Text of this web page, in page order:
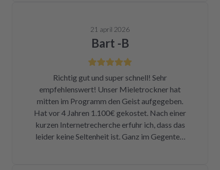
21 april 2026
Bart -B
Richtig gut und super schnell! Sehr
empfehlenswert! Unser Mieletrockner hat
mitten im Programm den Geist aufgegeben.
Hat vor 4 Jahren 1.100€ gekostet. Nach einer
kurzen Internetrecherche erfuhr ich, dass das
leider keine Seltenheit ist. Ganz im Gegenteil.